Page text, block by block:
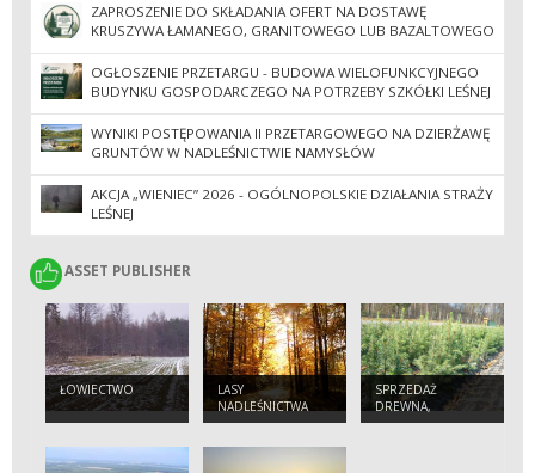
ZAPROSZENIE DO SKŁADANIA OFERT NA DOSTAWĘ
KRUSZYWA ŁAMANEGO, GRANITOWEGO LUB BAZALTOWEGO
OGŁOSZENIE PRZETARGU - BUDOWA WIELOFUNKCYJNEGO
BUDYNKU GOSPODARCZEGO NA POTRZEBY SZKÓŁKI LEŚNEJ
WYNIKI POSTĘPOWANIA II PRZETARGOWEGO NA DZIERŻAWĘ
GRUNTÓW W NADLEŚNICTWIE NAMYSŁÓW
AKCJA „WIENIEC” 2026 - OGÓLNOPOLSKIE DZIAŁANIA STRAŻY
LEŚNEJ
ASSET PUBLISHER
ASSET PUBLISHER
ŁOWIECTWO
LASY
NADLEŚNICTWA
SPRZEDAŻ
DREWNA,
CHOINEK I